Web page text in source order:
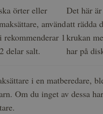
örter eller
använd
1
delar salt.
Det här
att rädda
krukan
har på
i en matberedare,
Om du inget av dessa